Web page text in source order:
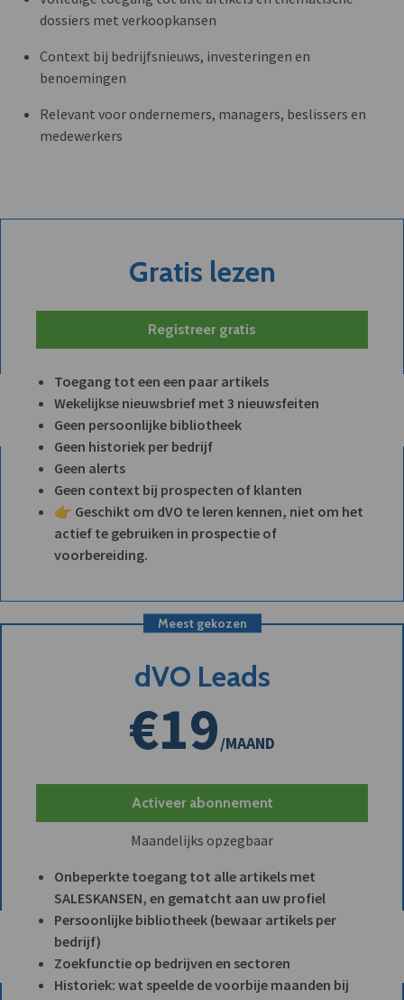
dossiers met verkoopkansen
Context bij bedrijfsnieuws, investeringen en
benoemingen
Relevant voor ondernemers, managers, beslissers en
medewerkers
Gratis lezen
Registreer gratis
Toegang tot een een paar artikels
Wekelijkse nieuwsbrief met 3 nieuwsfeiten
Geen persoonlijke bibliotheek
Geen historiek per bedrijf
Geen alerts
Geen context bij prospecten of klanten
👉 Geschikt om dVO te leren kennen, niet om het
actief te gebruiken in prospectie of
voorbereiding.
Meest gekozen
dVO Leads
€19/MAAND
Activeer abonnement
Maandelijks opzegbaar
Onbeperkte toegang tot alle artikels met
SALESKANSEN, en gematcht aan uw profiel
Persoonlijke bibliotheek (bewaar artikels per
bedrijf)
Zoekfunctie op bedrijven en sectoren
Historiek: wat speelde de voorbije maanden bij